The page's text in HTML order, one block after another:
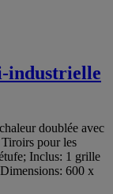
industrielle
doublée avec
pour les
Inclus: 1 grille
600 x